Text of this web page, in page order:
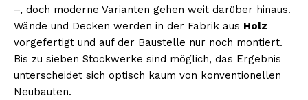
–, doch moderne Varianten gehen weit darüber hinaus.
Wände und Decken werden in der Fabrik aus Holz
vorgefertigt und auf der Baustelle nur noch montiert.
Bis zu sieben Stockwerke sind möglich, das Ergebnis
unterscheidet sich optisch kaum von konventionellen
Neubauten.